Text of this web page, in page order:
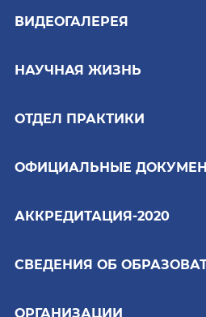
ВИДЕОГАЛЕРЕЯ
НАУЧНАЯ ЖИЗНЬ
ОТДЕЛ ПРАКТИКИ
ОФИЦИАЛЬНЫЕ
АККРЕДИТАЦИЯ-2020
СВЕДЕНИЯ ОБ
ОРГАНИЗАЦИИ